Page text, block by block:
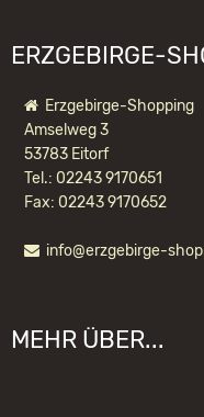
ERZGEBIRGE-
Erzgebirge-Shopping
Amselweg 3
53783 Eitorf
Tel.: 02243 9170651
Fax: 02243 9170652
info@erzgebirge-
MEHR ÜBER...